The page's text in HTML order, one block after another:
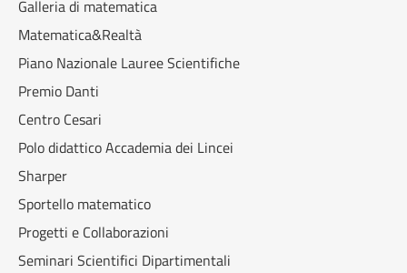
Galleria di matematica
Matematica&Realtà
Piano Nazionale Lauree Scientifiche
Premio Danti
Centro Cesari
Polo didattico Accademia dei Lincei
Sharper
Sportello matematico
Progetti e Collaborazioni
Seminari Scientifici Dipartimentali